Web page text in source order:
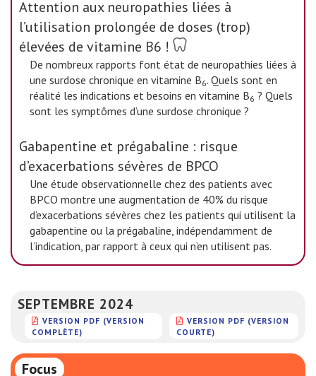
Attention aux neuropathies liées à
l’utilisation prolongée de doses (trop)
élevées de vitamine B6 !
De nombreux rapports font état de neuropathies liées à
une surdose chronique en vitamine B6. Quels sont en
réalité les indications et besoins en vitamine B6 ? Quels
sont les symptômes d’une surdose chronique ?
Gabapentine et prégabaline : risque
d’exacerbations sévères de BPCO
Une étude observationnelle chez des patients avec
BPCO montre une augmentation de 40% du risque
d’exacerbations sévères chez les patients qui utilisent la
gabapentine ou la prégabaline, indépendamment de
l’indication, par rapport à ceux qui n’en utilisent pas.
SEPTEMBRE 2024
VERSION PDF (VERSION
COMPLÈTE)
VERSION PDF (VERSION
COURTE)
Focus